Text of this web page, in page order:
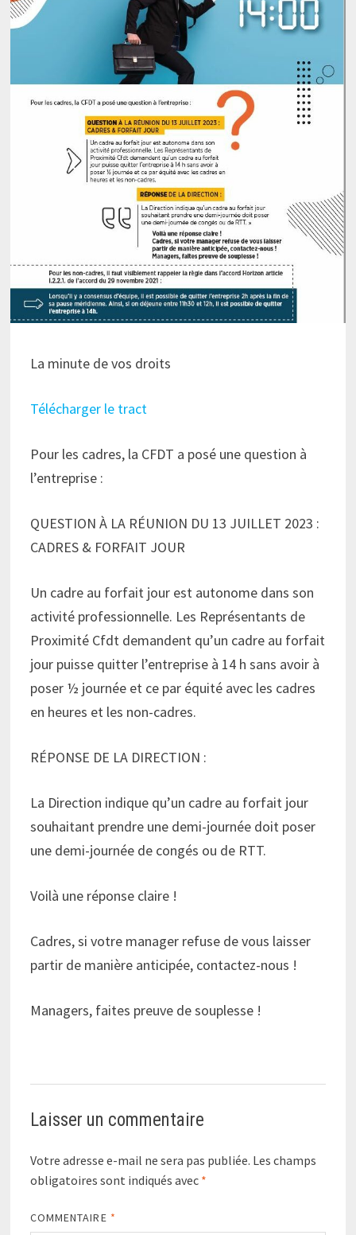
La minute de vos droits
Télécharger le tract
Pour les cadres, la CFDT a posé une question à
l’entreprise :
QUESTION À LA RÉUNION DU 13 JUILLET 2023 :
CADRES & FORFAIT JOUR
Un cadre au forfait jour est autonome dans son
activité professionnelle. Les Représentants de
Proximité Cfdt demandent qu’un cadre au forfait
jour puisse quitter l’entreprise à 14 h sans avoir à
poser ½ journée et ce par équité avec les cadres
en heures et les non-cadres.
RÉPONSE DE LA DIRECTION :
La Direction indique qu’un cadre au forfait jour
souhaitant prendre une demi-journée doit poser
une demi-journée de congés ou de RTT.
Voilà une réponse claire !
Cadres, si votre manager refuse de vous laisser
partir de manière anticipée, contactez-nous !
Managers, faites preuve de souplesse !
Laisser un commentaire
Votre adresse e-mail ne sera pas publiée. Les champs
obligatoires sont indiqués avec *
COMMENTAIRE *